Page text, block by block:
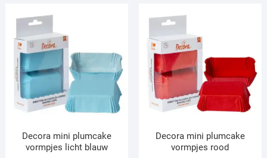
Decora mini plumcake
vormpjes licht blauw
Decora mini plumcake
vormpjes rood